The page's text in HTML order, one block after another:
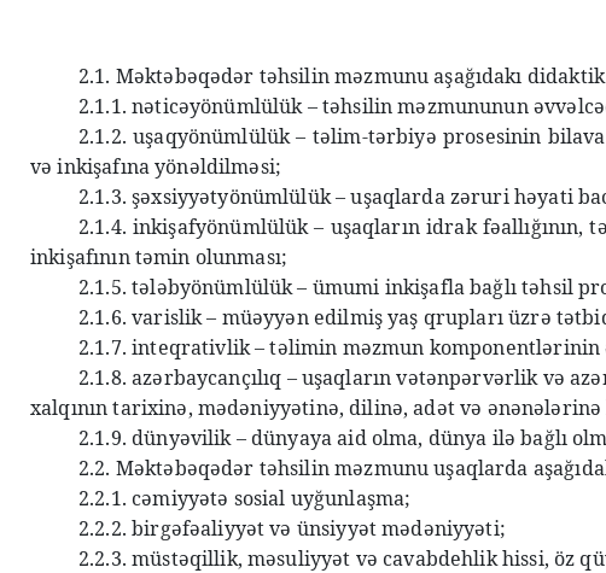
2.1. Məktəbəqədər təhsilin məzmunu aşağıdakı
2.1.1. nəticəyönümlülük – təhsilin məzmununun
2.1.2. uşaqyönümlülük – təlim-tərbiyə prosesinin
və inkişafına yönəldilməsi;
2.1.3. şəxsiyyətyönümlülük – uşaqlarda zəruri həyati
2.1.4. inkişafyönümlülük – uşaqların idrak
inkişafının təmin olunması;
2.1.5. tələbyönümlülük – ümumi inkişafla bağlı təhsil
2.1.6. varislik – müəyyən edilmiş yaş qrupları üzrə
2.1.7. inteqrativlik – təlimin məzmun
2.1.8. azərbaycançılıq – uşaqların vətənpərvərlik və
xalqının tarixinə, mədəniyyətinə, dilinə, adət və ənənələrinə
2.1.9. dünyəvilik – dünyaya aid olma, dünya ilə bağlı
2.2. Məktəbəqədər təhsilin məzmunu uşaqlarda
2.2.1. cəmiyyətə sosial uyğunlaşma;
2.2.2. birgəfəaliyyət və ünsiyyət mədəniyyəti;
2.2.3. müstəqillik, məsuliyyət və cavabdehlik hissi, öz